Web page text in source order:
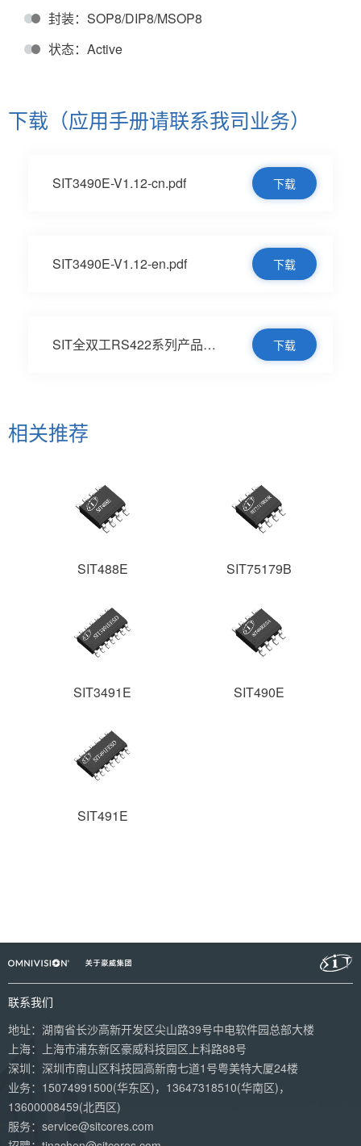
封装：SOP8/DIP8/MSOP8
状态：Active
下载（应用手册请联系我司业务）
SIT3490E-V1.12-cn.pdf 下载
SIT3490E-V1.12-en.pdf 下载
SIT全双工RS422系列产品应用笔记V1.0(1).pdf 下载
相关推荐
SIT488E SIT75179B
SIT3491E SIT490E
SIT491E
联系我们
地址：湖南省长沙高新开发区尖山路39号中电软件园总部大楼
上海：上海市浦东新区豪威科技园区上科路88号
深圳：深圳市南山区科技园高新南七道1号粤美特大厦24楼
业务：15074991500(华东区)， 13647318510(华南区)，
13600008459(北西区)
服务：service@sitcores.com